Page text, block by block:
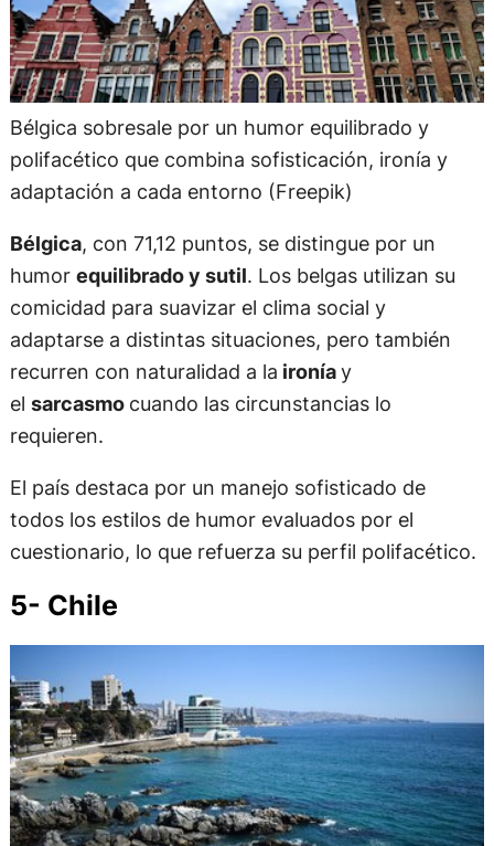
Bélgica sobresale por un humor equilibrado y
polifacético que combina sofisticación, ironía y
adaptación a cada entorno (Freepik)
Bélgica, con 71,12 puntos, se distingue por un
humor equilibrado y sutil. Los belgas utilizan su
comicidad para suavizar el clima social y
adaptarse a distintas situaciones, pero también
recurren con naturalidad a la ironíay
el sarcasmo cuando las circunstancias lo
requieren.
El país destaca por un manejo sofisticado de
todos los estilos de humor evaluados por el
cuestionario, lo que refuerza su perfil polifacético.
5- Chile